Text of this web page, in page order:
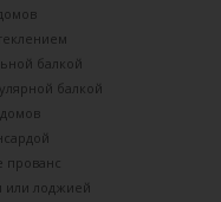
балкой
балкой
прованс
или лоджией